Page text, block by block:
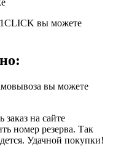
1CLICK вы можете
вы можете
заказ на сайте
номер резерва. Так
Удачной покупки!